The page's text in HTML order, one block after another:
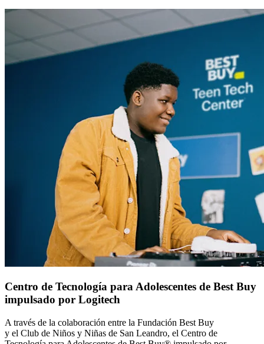
Centro de Tecnología para Adolescentes de Best Buy
impulsado por Logitech
A través de la colaboración entre la Fundación Best Buy
y el Club de Niños y Niñas de San Leandro, el Centro de